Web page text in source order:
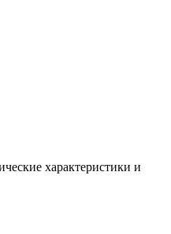
характеристики и